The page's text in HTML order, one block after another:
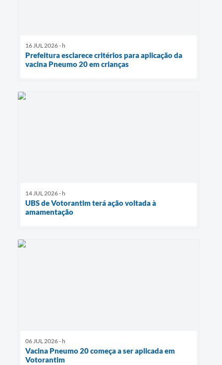
16 JUL 2026 - h
Prefeitura esclarece critérios para aplicação da
vacina Pneumo 20 em crianças
14 JUL 2026 - h
UBS de Votorantim terá ação voltada à
amamentação
06 JUL 2026 - h
Vacina Pneumo 20 começa a ser aplicada em
Votorantim